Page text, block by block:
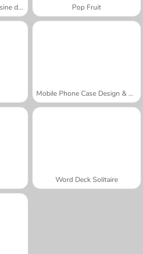
Tarte Tatin : École de cuisine de Sara Pop Fruit
Mobile Phone Case Design & DIY
Word Deck Solitaire